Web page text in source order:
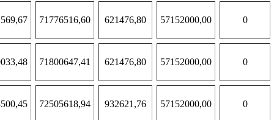
71776516,60 621476,80 57152000,00 0
71800647,41 621476,80 57152000,00 0
72505618,94 932621,76 57152000,00 0